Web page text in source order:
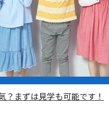
？まずは見学も可能です！